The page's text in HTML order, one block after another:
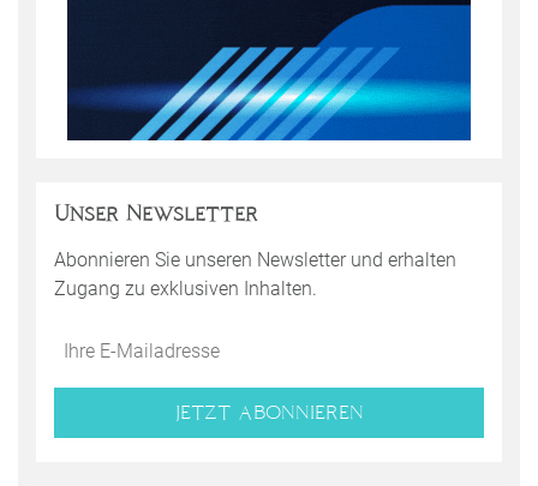
Unser Newsletter
Abonnieren Sie unseren Newsletter und erhalten
Zugang zu exklusiven Inhalten.
JETZT ABONNIEREN